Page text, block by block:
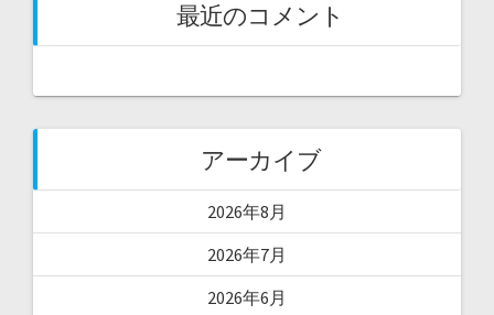
最近のコメント
アーカイブ
2026年8月
2026年7月
2026年6月